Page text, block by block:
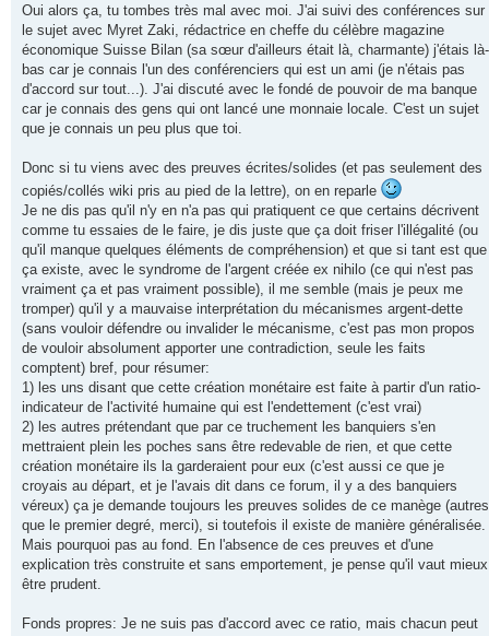
Oui alors ça, tu tombes très mal avec moi. J'ai suivi des conférences sur
le sujet avec Myret Zaki, rédactrice en cheffe du célèbre magazine
économique Suisse Bilan (sa sœur d'ailleurs était là, charmante) j'étais là-
bas car je connais l'un des conférenciers qui est un ami (je n'étais pas
d'accord sur tout...). J'ai discuté avec le fondé de pouvoir de ma banque
car je connais des gens qui ont lancé une monnaie locale. C'est un sujet
que je connais un peu plus que toi.
Donc si tu viens avec des preuves écrites/solides (et pas seulement des
copiés/collés wiki pris au pied de la lettre), on en reparle
Je ne dis pas qu'il n'y en n'a pas qui pratiquent ce que certains décrivent
comme tu essaies de le faire, je dis juste que ça doit friser l'illégalité (ou
qu'il manque quelques éléments de compréhension) et que si tant est que
ça existe, avec le syndrome de l'argent créée ex nihilo (ce qui n'est pas
vraiment ça et pas vraiment possible), il me semble (mais je peux me
tromper) qu'il y a mauvaise interprétation du mécanismes argent-dette
(sans vouloir défendre ou invalider le mécanisme, c'est pas mon propos
de vouloir absolument apporter une contradiction, seule les faits
comptent) bref, pour résumer:
1) les uns disant que cette création monétaire est faite à partir d'un ratio-
indicateur de l'activité humaine qui est l'endettement (c'est vrai)
2) les autres prétendant que par ce truchement les banquiers s'en
mettraient plein les poches sans être redevable de rien, et que cette
création monétaire ils la garderaient pour eux (c'est aussi ce que je
croyais au départ, et je l'avais dit dans ce forum, il y a des banquiers
véreux) ça je demande toujours les preuves solides de ce manège (autres
que le premier degré, merci), si toutefois il existe de manière généralisée.
Mais pourquoi pas au fond. En l'absence de ces preuves et d'une
explication très construite et sans emportement, je pense qu'il vaut mieux
être prudent.
Fonds propres: Je ne suis pas d'accord avec ce ratio, mais chacun peut